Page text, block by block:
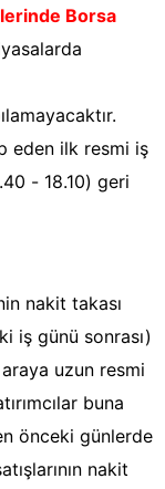
Borsa
eden ilk resmi iş
- 18.10) geri
nakit takası
iş günü sonrası)
uzun resmi
buna
önceki günlerde
nakit